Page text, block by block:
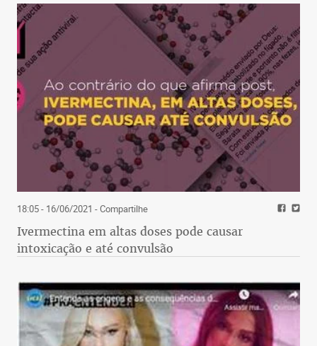
18:05 - 16/06/2021 - Compartilhe
Ivermectina em altas doses pode causar
intoxicação e até convulsão